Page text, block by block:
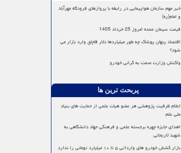
خبر مهم سازمان هواپیمایی در رابطه با پروازهای فرودگاه مهرآباد
و امام(ره)
قیمت سیمان عمده امروز 25 خرداد 1405
اقتصاد پنهان پوشاک چه طور میلیاردها دلار قاچاق وارد بازار می
شود؟
واکنش وزارت صمت به گرانی خودرو
پربحث ترین ها
اعلام ظرفیت پژوهشی هر عضو هیات علمی از حمایت های بنیاد
ملی علم
اهدای جایزه چهره برجسته علمی و فرهنگی جهاد دانشگاهی به
شهید لاریجانی
بازار کشش خودرو های وارداتی ۵ تا ۱۰ میلیارد تومانی را ندارد